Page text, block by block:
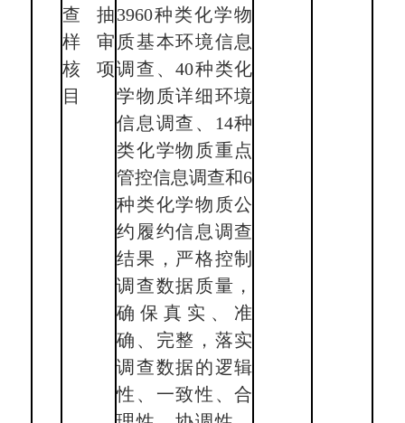
查抽
样审
核项
目
3960种类化学物
质基本环境信息
调查、40种类化
学物质详细环境
信息调查、14种
类化学物质重点
管控信息调查和6
种类化学物质公
约履约信息调查
结果，严格控制
调查数据质量，
确保真实、准
确、完整，落实
调查数据的逻辑
性、一致性、合